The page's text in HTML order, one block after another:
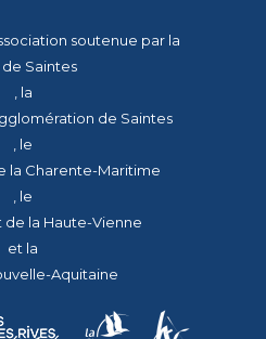
soutenue par la
Saintes
, la
de Saintes
, le
la Charente-Maritime
, le
la Haute-Vienne
et la
Aquitaine